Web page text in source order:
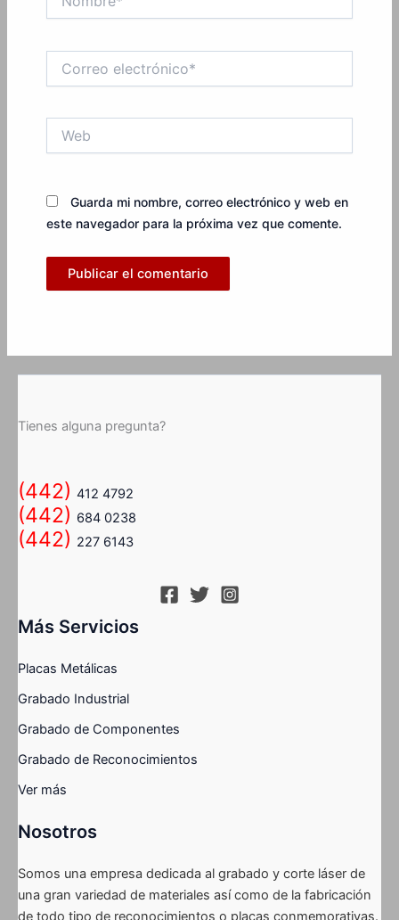
electrónico*
Guarda mi nombre, correo electrónico y web en
este navegador para la próxima vez que comente.
Tienes alguna pregunta?
(442) 412 4792
(442) 684 0238
(442) 227 6143
Más Servicios
Placas Metálicas
Grabado Industrial
Grabado de Componentes
Grabado de Reconocimientos
Ver más
Nosotros
Somos una empresa dedicada al grabado y corte láser de
una gran variedad de materiales así como de la fabricación